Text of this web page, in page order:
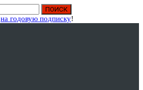
на годовую подписку!